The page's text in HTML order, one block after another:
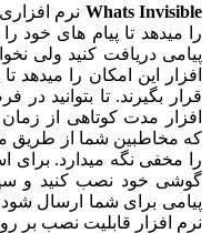
Whats نرم افزاری
تا پیام های خود را
دریافت کنید ولی نخواهید
این امکان را میدهد تا
تا بتوانید در فرصت
مدت کوتاهی از زمان می
شما از طریق
نگه میدارد. برای
نصب کنید و سپس
برای شما ارسال شود در
قابلیت نصب بر روی اندروید 4.2 به بالا را